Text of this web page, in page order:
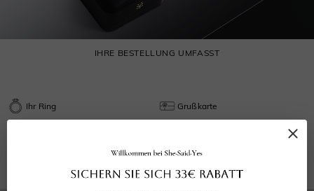
IHRE BESTELLUNG UMFASST
Ihr Ring Grußkarte